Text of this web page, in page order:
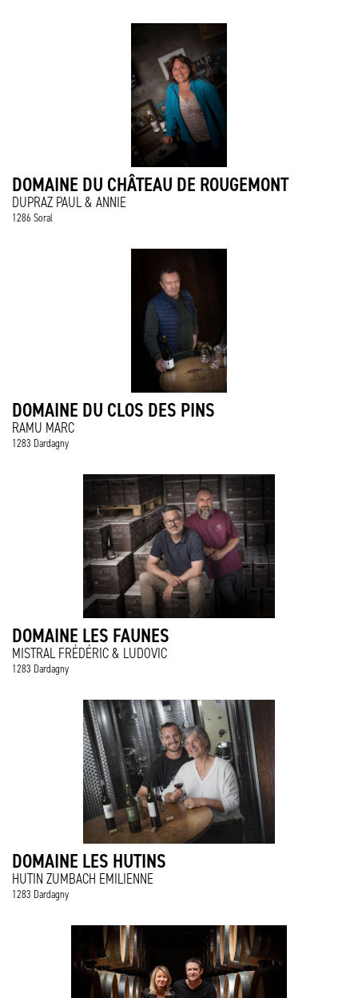
DOMAINE DU CHÂTEAU DE ROUGEMONT
DUPRAZ PAUL & ANNIE
1286 Soral
DOMAINE DU CLOS DES PINS
RAMU MARC
1283 Dardagny
DOMAINE LES FAUNES
MISTRAL FRÉDÉRIC & LUDOVIC
1283 Dardagny
DOMAINE LES HUTINS
HUTIN ZUMBACH EMILIENNE
1283 Dardagny